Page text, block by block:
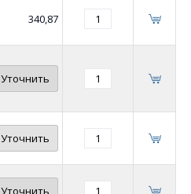
340,87
Уточнить
Уточнить
Уточнить